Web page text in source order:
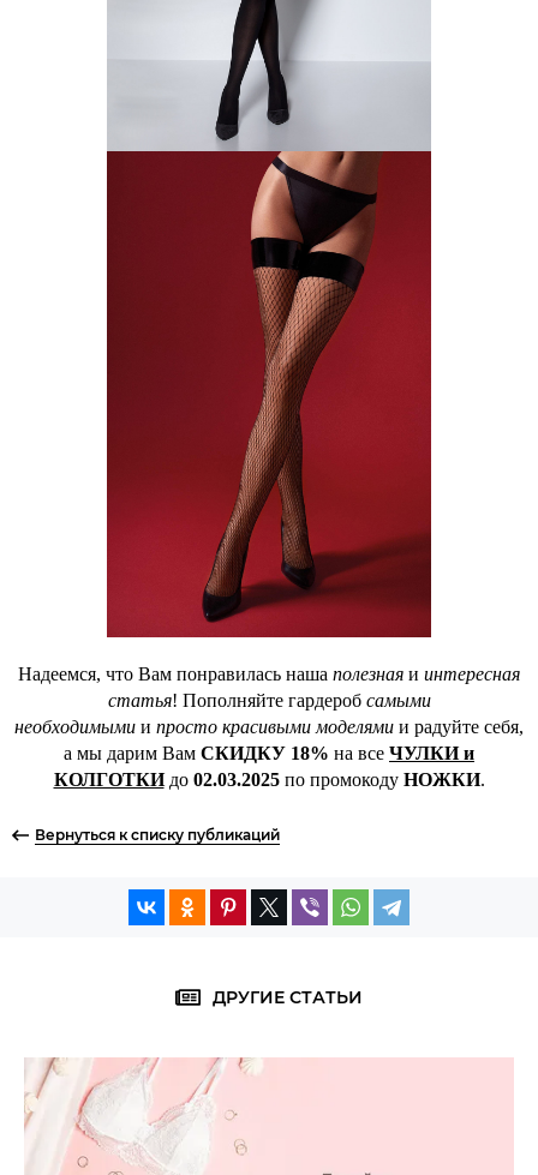
Надеемся, что Вам понравилась наша полезная и интересная
статья! Пополняйте гардероб самыми
необходимыми и просто красивыми моделями и радуйте себя,
а мы дарим Вам СКИДКУ 18% на все ЧУЛКИ и
КОЛГОТКИдо 02.03.2025по промокоду НОЖКИ.
Вернуться к списку публикаций
ДРУГИЕ СТАТЬИ